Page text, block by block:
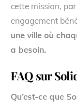
cette mission,
engagement
une ville où
a besoin.
FAQ sur
Qu’est-ce que